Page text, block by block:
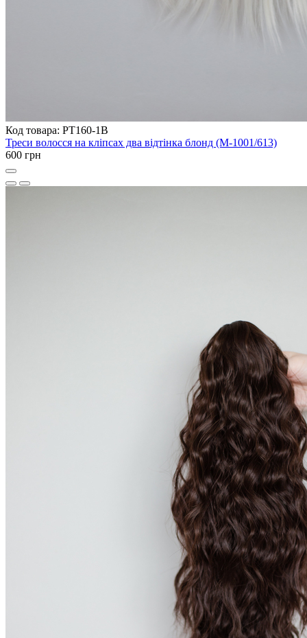
Код товара: PT160-1B
Треси волосся на кліпсах два відтінка блонд (M-1001/613)
600 грн